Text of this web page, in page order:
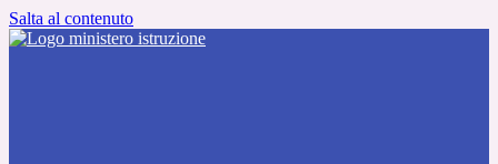
Salta al contenuto